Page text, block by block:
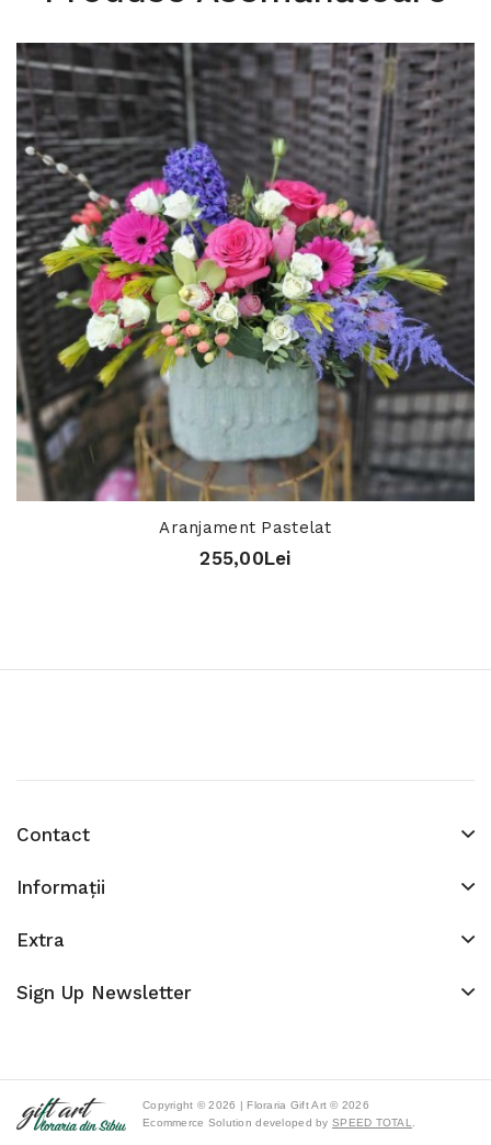
Aranjament Pastelat
255,00Lei
Contact
Informaţii
Extra
Sign Up Newsletter
Copyright © 2026 | Floraria Gift Art © 2026
Ecommerce Solution developed by SPEED TOTAL